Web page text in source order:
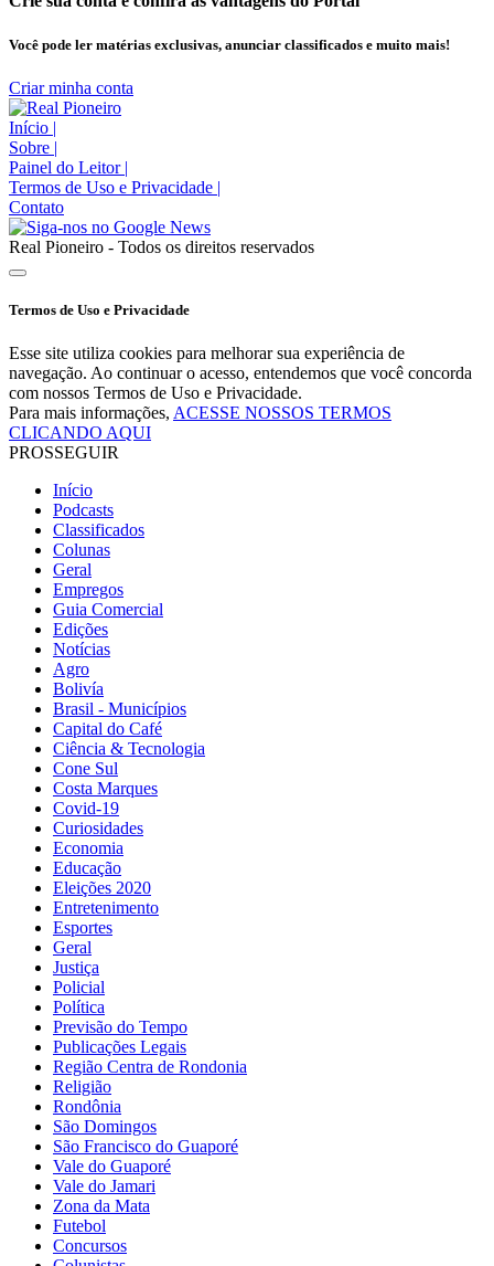
Você pode ler matérias exclusivas, anunciar classificados e muito mais!
Criar minha conta
Início |
Sobre |
Painel do Leitor |
Termos de Uso e Privacidade |
Contato
Real Pioneiro - Todos os direitos reservados
Termos de Uso e Privacidade
Esse site utiliza cookies para melhorar sua experiência de
navegação. Ao continuar o acesso, entendemos que você concorda
com nossos Termos de Uso e Privacidade.
Para mais informações, ACESSE NOSSOS TERMOS
CLICANDO AQUI
PROSSEGUIR
Início
Podcasts
Classificados
Colunas
Geral
Empregos
Guia Comercial
Edições
Notícias
Agro
Bolivía
Brasil - Municípios
Capital do Café
Ciência & Tecnologia
Cone Sul
Costa Marques
Covid-19
Curiosidades
Economia
Educação
Eleições 2020
Entretenimento
Esportes
Geral
Justiça
Policial
Política
Previsão do Tempo
Publicações Legais
Região Centra de Rondonia
Religião
Rondônia
São Domingos
São Francisco do Guaporé
Vale do Guaporé
Vale do Jamari
Zona da Mata
Futebol
Concursos